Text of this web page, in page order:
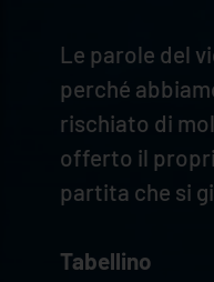
Le parole del
perché
rischiato di
offerto il
partita che si
Tabellino